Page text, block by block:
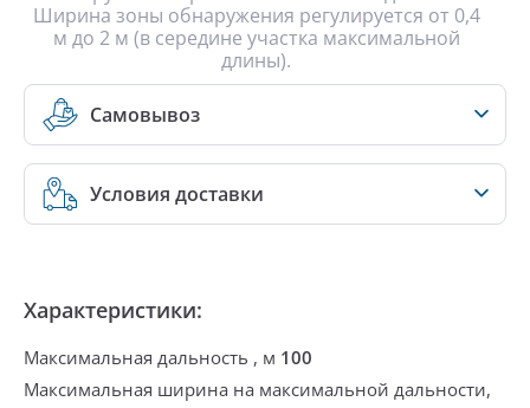
Ширина зоны обнаружения регулируется от 0,4
м до 2 м (в середине участка максимальной
длины).
Самовывоз
Условия доставки
Характеристики:
Максимальная дальность , м 100
Максимальная ширина на максимальной дальности,